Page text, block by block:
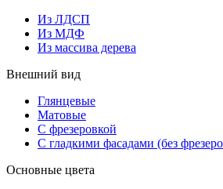
Из ЛДСП
Из МДФ
Из массива дерева
Внешний вид
Глянцевые
Матовые
С фрезеровкой
С гладкими фасадами (без
Основные цвета